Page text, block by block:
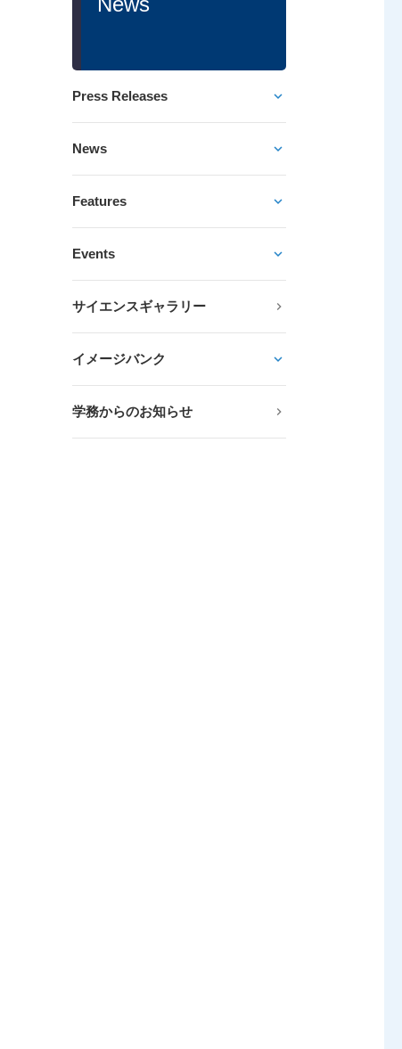
Press Releases
News
Features
Events
サイエンスギャラリー
イメージバンク
学務からのお知らせ